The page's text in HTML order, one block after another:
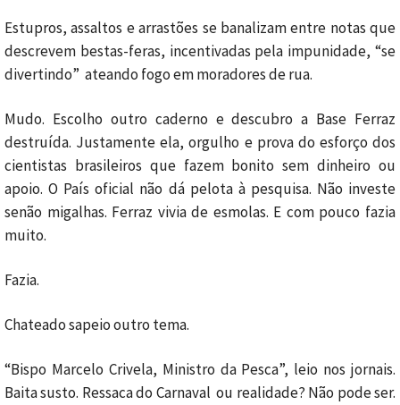
Estupros, assaltos e arrastões se banalizam entre notas que
descrevem bestas-feras, incentivadas pela impunidade, “se
divertindo” ateando fogo em moradores de rua.
Mudo. Escolho outro caderno e descubro a Base Ferraz
destruída. Justamente ela, orgulho e prova do esforço dos
cientistas brasileiros que fazem bonito sem dinheiro ou
apoio. O País oficial não dá pelota à pesquisa. Não investe
senão migalhas. Ferraz vivia de esmolas. E com pouco fazia
muito.
Fazia.
Chateado sapeio outro tema.
“Bispo Marcelo Crivela, Ministro da Pesca”, leio nos jornais.
Baita susto. Ressaca do Carnaval ou realidade? Não pode ser.